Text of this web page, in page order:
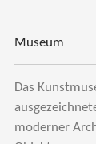
Museum
Das
moderner